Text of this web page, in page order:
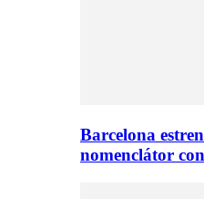
Barcelona
nomenclátor